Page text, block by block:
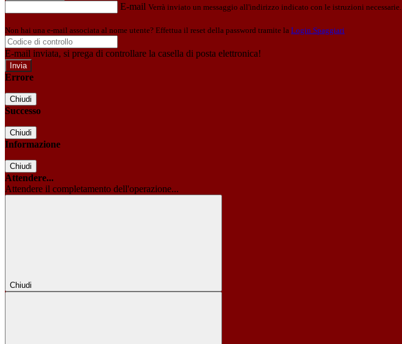
E-mail Verrà inviato un messaggio all'indirizzo indicato con le istruzioni necessarie.
Non hai una e-mail associata al nome utente? Effettua il reset della password tramite la Login Spaggiari
E-mail inviata, si prega di controllare la casella di posta elettronica!
Errore
Chiudi
Successo
Chiudi
Informazione
Chiudi
Attendere...
Attendere il completamento dell'operazione...
Chiudi